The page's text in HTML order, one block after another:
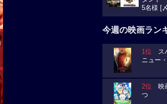
5名様 [
今週の映画ラン
1位 ス
ニュー
2位 映
つ